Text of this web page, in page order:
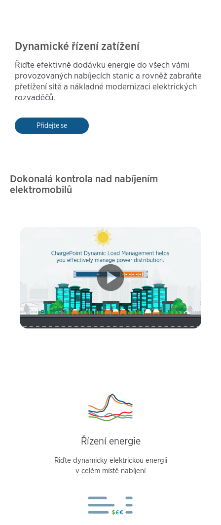
Dynamické řízení zatížení
Řiďte efektivně dodávku energie do všech vámi
provozovaných nabíjecích stanic a rovněž zabraňte
přetížení sítě a nákladné modernizaci elektrických
rozvaděčů.
Přidejte se
Dokonalá kontrola nad nabíjením
elektromobilů
Řízení energie
Řiďte dynamicky elektrickou energii
v celém místě nabíjení